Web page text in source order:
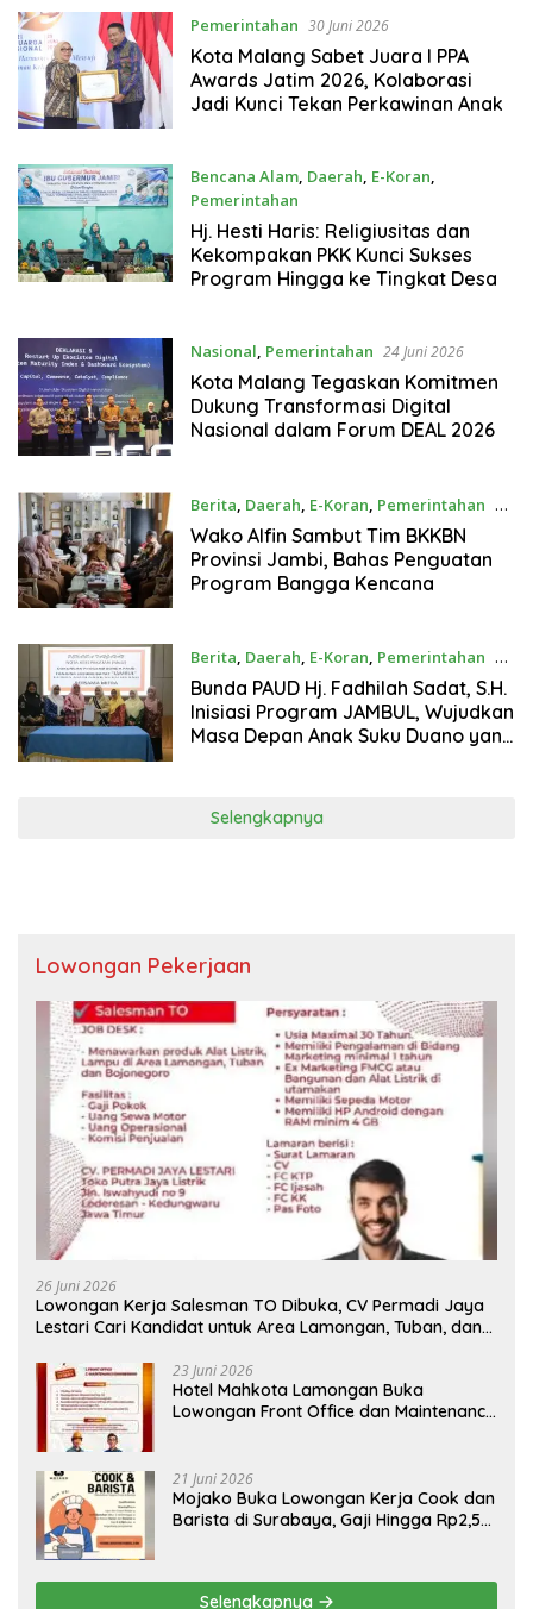
Pemerintahan 30 Juni 2026
Kota Malang Sabet Juara I PPA
Awards Jatim 2026, Kolaborasi
Jadi Kunci Tekan Perkawinan Anak
Bencana Alam, Daerah, E-Koran,
Pemerintahan
29 Juni 2026
Hj. Hesti Haris: Religiusitas dan
Kekompakan PKK Kunci Sukses
Program Hingga ke Tingkat Desa
Nasional, Pemerintahan 24 Juni 2026
Kota Malang Tegaskan Komitmen
Dukung Transformasi Digital
Nasional dalam Forum DEAL 2026
Berita, Daerah, E-Koran, Pemerintahan 23
Juni 2026
Wako Alfin Sambut Tim BKKBN
Provinsi Jambi, Bahas Penguatan
Program Bangga Kencana
Berita, Daerah, E-Koran, Pemerintahan 23
Juni 2026
Bunda PAUD Hj. Fadhilah Sadat, S.H.
Inisiasi Program JAMBUL, Wujudkan
Masa Depan Anak Suku Duano yang
Selengkapnya
Lowongan Pekerjaan
26 Juni 2026
Lowongan Kerja Salesman TO Dibuka, CV Permadi Jaya
Lestari Cari Kandidat untuk Area Lamongan, Tuban, dan
23 Juni 2026
Hotel Mahkota Lamongan Buka
Lowongan Front Office dan Maintenance
21 Juni 2026
Mojako Buka Lowongan Kerja Cook dan
Barista di Surabaya, Gaji Hingga Rp2,5
Selengkapnya